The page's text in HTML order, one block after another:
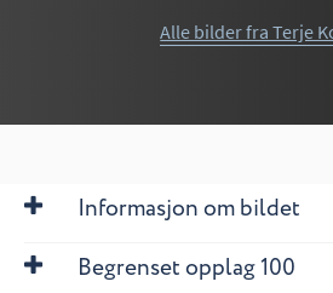
Alle bilder fra Terje
Informasjon om bildet
Begrenset opplag 100